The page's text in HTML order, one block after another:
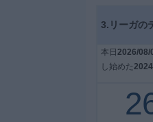
3.リーガの
本日 2026/08/
し始めた